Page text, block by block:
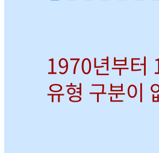
1970년부터
유형 구분이